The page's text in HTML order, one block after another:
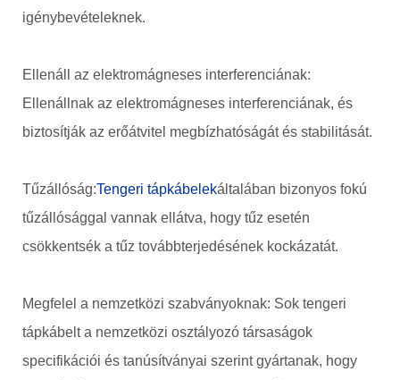
igénybevételeknek.
Ellenáll az elektromágneses interferenciának:
Ellenállnak az elektromágneses interferenciának, és
biztosítják az erőátvitel megbízhatóságát és stabilitását.
Tűzállóság:Tengeri tápkábelekáltalában bizonyos fokú
tűzállósággal vannak ellátva, hogy tűz esetén
csökkentsék a tűz továbbterjedésének kockázatát.
Megfelel a nemzetközi szabványoknak: Sok tengeri
tápkábelt a nemzetközi osztályozó társaságok
specifikációi és tanúsítványai szerint gyártanak, hogy